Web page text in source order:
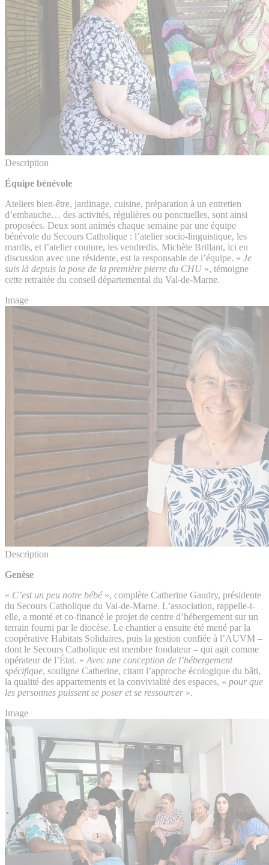
Description
Équipe bénévole
Ateliers bien-être, jardinage, cuisine, préparation à un entretien
d’embauche… des activités, régulières ou ponctuelles, sont ainsi
proposées. Deux sont animés chaque semaine par une équipe
bénévole du Secours Catholique : l’atelier socio-linguistique, les
mardis, et l’atelier couture, les vendredis. Michèle Brillant, ici en
discussion avec une résidente, est la responsable de l’équipe. « Je
suis là depuis la pose de la première pierre du CHU », témoigne
cette retraitée du conseil départemental du Val-de-Marne.
Image
Description
Genèse
« C’est un peu notre bébé », complète Catherine Gaudry, présidente
du Secours Catholique du Val-de-Marne. L’association, rappelle-t-
elle, a monté et co-financé le projet de centre d’hébergement sur un
terrain fourni par le diocèse. Le chantier a ensuite été mené par la
coopérative Habitats Solidaires, puis la gestion confiée à l’AUVM –
dont le Secours Catholique est membre fondateur – qui agit comme
opérateur de l’État. « Avec une conception de l’hébergement
spécifique, souligne Catherine, citant l’approche écologique du bâti,
la qualité des appartements et la convivialité des espaces, « pour que
les personnes puissent se poser et se ressourcer ».
Image